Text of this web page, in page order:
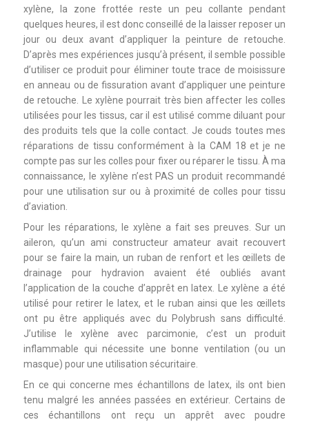
xylène, la zone frottée reste un peu collante pendant
quelques heures, il est donc conseillé de la laisser reposer un
jour ou deux avant d’appliquer la peinture de retouche.
D’après mes expériences jusqu’à présent, il semble possible
d’utiliser ce produit pour éliminer toute trace de moisissure
en anneau ou de fissuration avant d’appliquer une peinture
de retouche. Le xylène pourrait très bien affecter les colles
utilisées pour les tissus, car il est utilisé comme diluant pour
des produits tels que la colle contact. Je couds toutes mes
réparations de tissu conformément à la CAM 18 et je ne
compte pas sur les colles pour fixer ou réparer le tissu. À ma
connaissance, le xylène n’est PAS un produit recommandé
pour une utilisation sur ou à proximité de colles pour tissu
d’aviation.
Pour les réparations, le xylène a fait ses preuves. Sur un
aileron, qu’un ami constructeur amateur avait recouvert
pour se faire la main, un ruban de renfort et les œillets de
drainage pour hydravion avaient été oubliés avant
l’application de la couche d’apprêt en latex. Le xylène a été
utilisé pour retirer le latex, et le ruban ainsi que les œillets
ont pu être appliqués avec du Polybrush sans difficulté.
J’utilise le xylène avec parcimonie, c’est un produit
inflammable qui nécessite une bonne ventilation (ou un
masque) pour une utilisation sécuritaire.
En ce qui concerne mes échantillons de latex, ils ont bien
tenu malgré les années passées en extérieur. Certains de
ces échantillons ont reçu un apprêt avec poudre